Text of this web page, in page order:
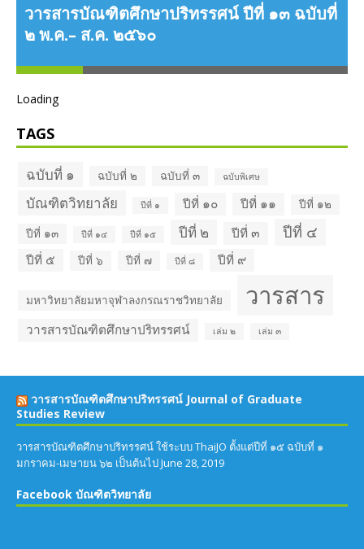
วารสารบัณฑิตศึกษาปริทรรศน์ ปีที่ ๑๓ ฉบับที่
๒ พ.ค.– ส.ค. ๒๕๖๐
Loading
TAGS
ฉบับที่ ๑ ฉบับที่ ๒ ฉบับที่ ๓ ฉบับพิเศษ
บัณฑิตวิทยาลัย ปีที่ ๑ ปีที่ ๑๐ ปีที่ ๑๑
ปีที่ ๑๒
ปีที่ ๑๓
ปีที่ ๑๔ ปีที่ ๑๕ ปีที่ ๒ ปีที่ ๓ ปีที่ ๔
ปีที่ ๕ ปีที่ ๖ ปีที่ ๗ ปีที่ ๘ ปีที่ ๙
มหาวิทยาลัยมหาจุฬาลงกรณราชวิทยาลัย วารสาร
วารสารบัณฑิตศึกษาปริทรรศน์ เล่ม ๒ เล่ม ๓
วารสารบัณฑิตศึกษาปริทรรศน์ Journal of Graduate
Studies Review
วารสารบัณฑิตศึกษาปริทรรศน์ ใช้ระบบ ThaiJO ตั้งแต่ปีที่ ๑๕ ฉบับที่ ๑
มกราคม-เมษายน ๖๒ เป็นต้นไปJune 28, 2019
Facebook บัณฑิตวิทยาลัย